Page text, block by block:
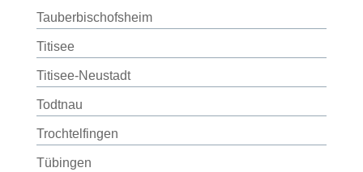
Tauberbischofsheim
Titisee
Titisee-Neustadt
Todtnau
Trochtelfingen
Tübingen